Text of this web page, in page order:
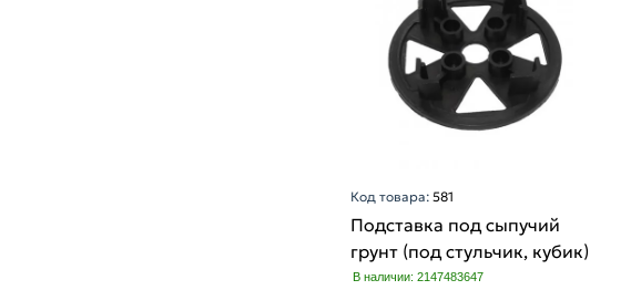
Код товара: 581
Подставка под сыпучий
грунт (под стульчик, кубик)
В наличии: 2147483647